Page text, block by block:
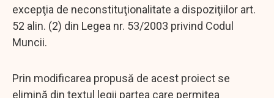
excepţia de neconstituţionalitate a dispoziţiilor art.
52 alin. (2) din Legea nr. 53/2003 privind Codul
Muncii.
Prin modificarea propusă de acest proiect se
elimină din textul legii partea care permitea